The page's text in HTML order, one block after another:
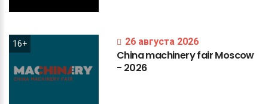
16+ 26 августа 2026
ChinamachineryfairMoscow
- 2026